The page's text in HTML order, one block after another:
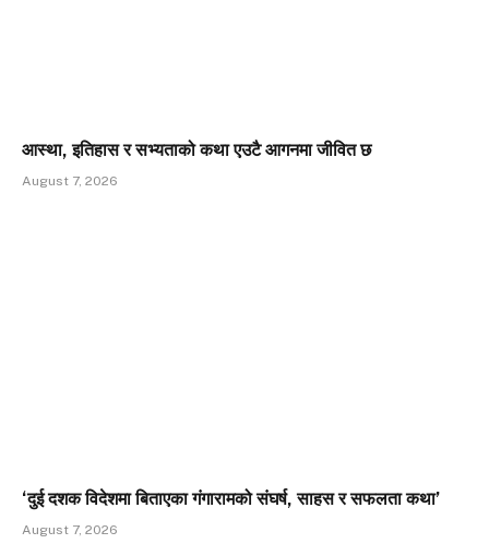
आस्था, इतिहास र सभ्यताको कथा एउटै आगनमा जीवित छ
August 7, 2026
‘दुई दशक विदेशमा बिताएका गंगारामको संघर्ष, साहस र सफलता कथा’
August 7, 2026